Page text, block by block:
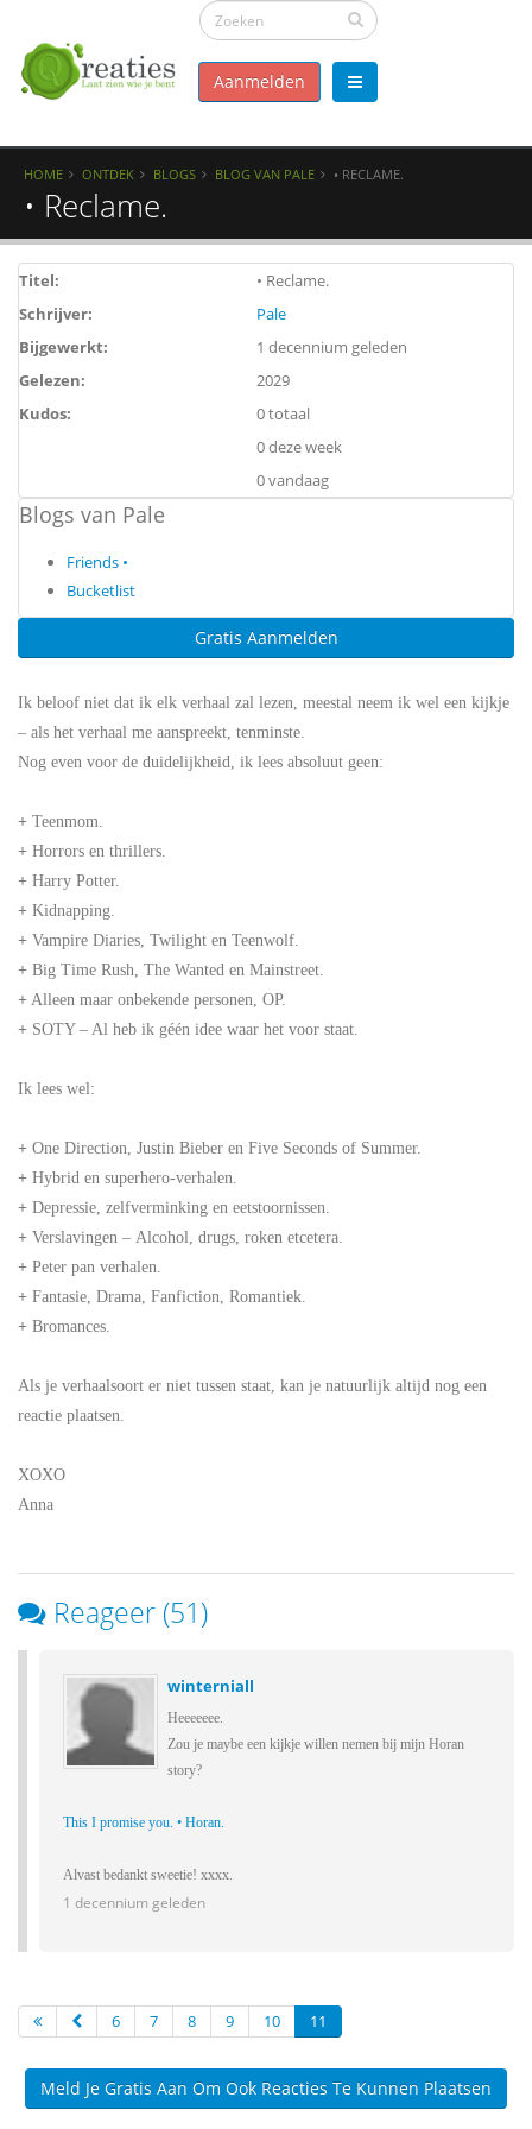
Aanmelden
HOME ONTDEK BLOGS BLOG VAN PALE • RECLAME.
• Reclame.
Titel:
• Reclame.
Schrijver:
Pale
Bijgewerkt:
1 decennium geleden
Gelezen:
2029
Kudos:
0 totaal
0 deze week
0 vandaag
Blogs van Pale
Friends •
Bucketlist
Gratis Aanmelden
Ik beloof niet dat ik elk verhaal zal lezen, meestal neem ik wel een kijkje
– als het verhaal me aanspreekt, tenminste.
Nog even voor de duidelijkheid, ik lees absoluut geen:
+ Teenmom.
+ Horrors en thrillers.
+ Harry Potter.
+ Kidnapping.
+ Vampire Diaries, Twilight en Teenwolf.
+ Big Time Rush, The Wanted en Mainstreet.
+ Alleen maar onbekende personen, OP.
+ SOTY – Al heb ik géén idee waar het voor staat.
Ik lees wel:
+ One Direction, Justin Bieber en Five Seconds of Summer.
+ Hybrid en superhero-verhalen.
+ Depressie, zelfverminking en eetstoornissen.
+ Verslavingen – Alcohol, drugs, roken etcetera.
+ Peter pan verhalen.
+ Fantasie, Drama, Fanfiction, Romantiek.
+ Bromances.
Als je verhaalsoort er niet tussen staat, kan je natuurlijk altijd nog een
reactie plaatsen.
XOXO
Anna
Reageer (51)
winterniall
Heeeeeee.
Zou je maybe een kijkje willen nemen bij mijn Horan
story?
This I promise you. • Horan.
Alvast bedankt sweetie! xxxx.
1 decennium geleden
6 7 8 9 10 11
Meld Je Gratis Aan Om Ook Reacties Te Kunnen Plaatsen